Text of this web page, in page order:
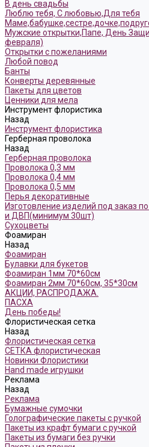
В день свадьбы
Люблю тебя, С любовью,Для тебя
Мужские открытки,Папе, День
февраля)
Открытки с пожеланиями
Любой повод
Банты
Конверты деревянные
Пакеты для цветов
Ценники для мела
Инструмент флористика
Назад
Инструмент флористика
Герберная проволока
Назад
Герберная проволока
Проволока 0,3 мм
Проволока 0,4 мм
Проволока 0,5 мм
Перья декоративные
Изготовление изделий под заказ
и ДВП(минимум 30шт)
Сухоцветы
Фоамиран
Назад
Фоамиран
Булавки для букетов
Фоамиран 1мм 70*60см
Фоамиран 2мм 70*60см, 35*30см
АКЦИИ, РАСПРОДАЖА.
ПАСХА
День победы!
Флористическая сетка
Назад
Флористическая сетка
СЕТКА флористическая
Новинки Флористики
Hand made игрушки
Реклама
Назад
Реклама
Бумажные сумочки
Голографические пакеты с ручкой
Пакеты из крафт бумаги с ручкой
Пакеты из бумаги без ручки